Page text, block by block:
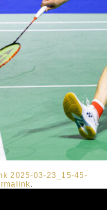
2025-03-23_15-45-
.